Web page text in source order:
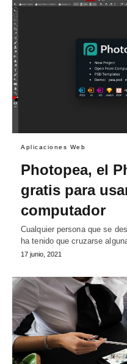
Aplicaciones Web
Photopea, el
gratis para
computador
Cualquier persona que se
ha tenido que cruzarse
17 junio, 2021